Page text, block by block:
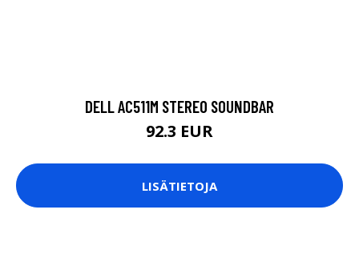
DELL AC511M STEREO SOUNDBAR
92.3 EUR
LISÄTIETOJA